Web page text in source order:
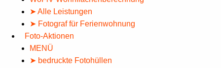
➤ Alle Leistungen
➤ Fotograf für Ferienwohnung
Foto-Aktionen
MENÜ
➤ bedruckte Fotohüllen